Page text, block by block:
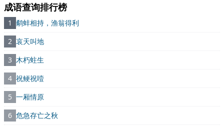
成语查询排行榜
1 鹬蚌相持，渔翁得利
2 哀天叫地
3 木朽蛀生
4 祝鲠祝噎
5 一厢情原
6 危急存亡之秋